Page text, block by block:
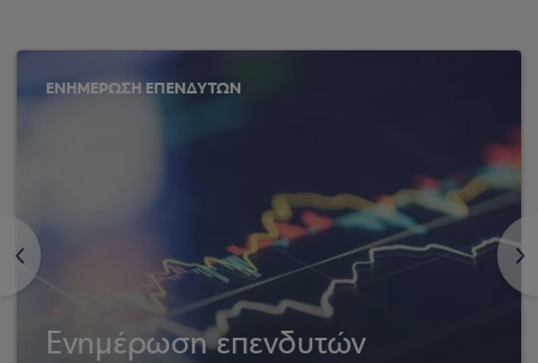
<
ΕΝΗΜΕΡΩΣΗ ΕΠΕΝΔΥΤΩΝ
Ενημέρωση επενδυτών
>